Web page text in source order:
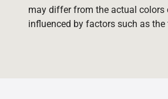
may differ from the actual colors
influenced by factors such as